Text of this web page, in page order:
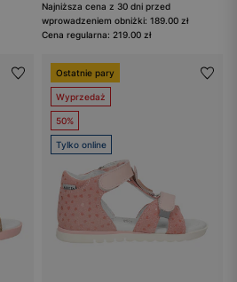
Najniższa cena z 30 dni przed
wprowadzeniem obniżki: 189.00 zł
Cena regularna: 219.00 zł
Ostatnie pary
Wyprzedaż
50%
Tylko online